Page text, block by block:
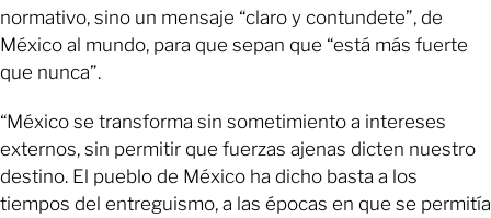
normativo, sino un mensaje “claro y contundete”, de
México al mundo, para que sepan que “está más fuerte
que nunca”.
“México se transforma sin sometimiento a intereses
externos, sin permitir que fuerzas ajenas dicten nuestro
destino. El pueblo de México ha dicho basta a los
tiempos del entreguismo, a las épocas en que se permitía